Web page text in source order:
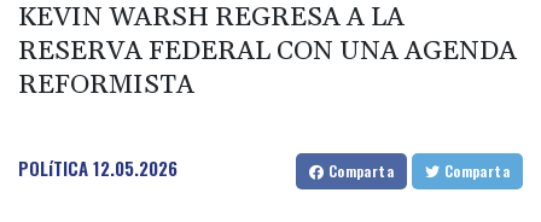
Colombia
España lanza un ultimátum a Italia para que levante controles
fronterizos
Muere el productor William Orbit, que colaboró con Madonna en
KEVIN WARSH REGRESA A LA
RESERVA FEDERAL CON UNA AGENDA
REFORMISTA
POLíTICA12.05.2026 Comparta Comparta